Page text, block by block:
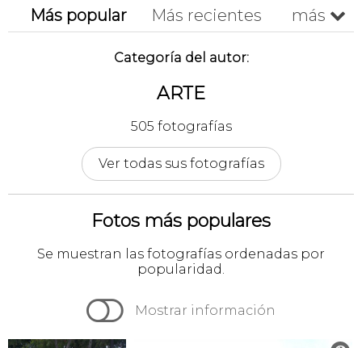
Más popular
Más recientes
Cronológico
A-z Z-a
más 
Categoría del autor:
ARTE
505 fotografías
Ver todas sus fotografías
Fotos más populares
Se muestran las fotografías ordenadas por
popularidad.
 Mostrar información